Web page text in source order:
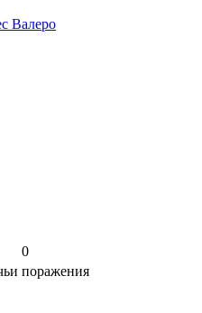
Валеро
0
поражения